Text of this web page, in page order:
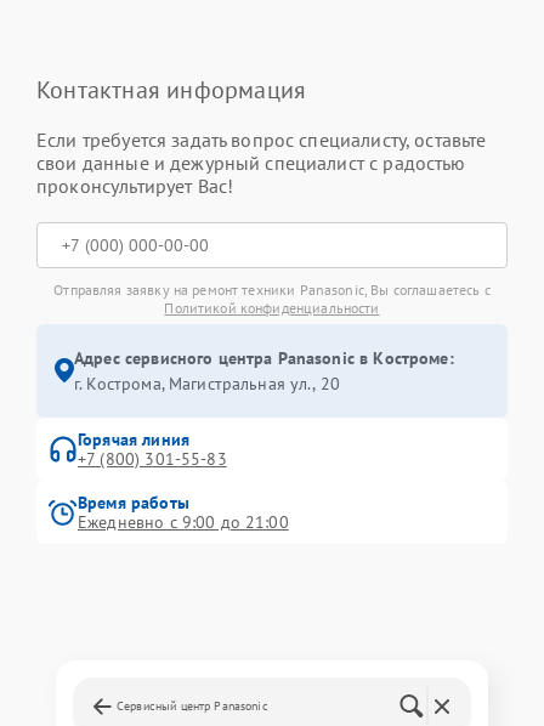
Контактная информация
Если требуется задать вопрос специалисту, оставьте
свои данные и дежурный специалист с радостью
проконсультирует Вас!
Отправляя заявку на ремонт техники Panasonic, Вы соглашаетесь с
Политикой конфиденциальности
Адрес сервисного центра Panasonic в Костроме:
г. Кострома, Магистральная ул., 20
Горячая линия
+7 (800) 301-55-83
Время работы
Ежедневно с 9:00 до 21:00
Сервисный центр Panasonic